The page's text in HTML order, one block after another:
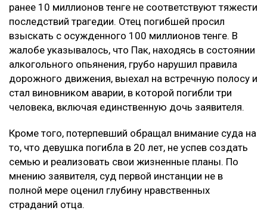
ранее 10 миллионов тенге не соответствуют тяжести
последствий трагедии. Отец погибшей просил
взыскать с осужденного 100 миллионов тенге. В
жалобе указывалось, что Пак, находясь в состоянии
алкогольного опьянения, грубо нарушил правила
дорожного движения, выехал на встречную полосу и
стал виновником аварии, в которой погибли три
человека, включая единственную дочь заявителя.
Кроме того, потерпевший обращал внимание суда на
то, что девушка погибла в 20 лет, не успев создать
семью и реализовать свои жизненные планы. По
мнению заявителя, суд первой инстанции не в
полной мере оценил глубину нравственных
страданий отца.